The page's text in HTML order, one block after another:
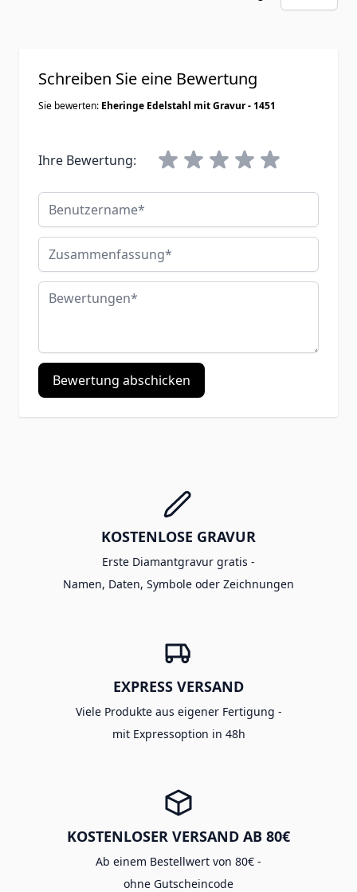
Schreiben Sie eine Bewertung
Sie bewerten: Eheringe Edelstahl mit Gravur - 1451
Ihre Bewertung:
Benutzername
Zusammenfassung
Bewertungen
Bewertung abschicken
KOSTENLOSE GRAVUR
Erste Diamantgravur gratis -
Namen, Daten, Symbole oder Zeichnungen
EXPRESS VERSAND
Viele Produkte aus eigener Fertigung -
mit Expressoption in 48h
KOSTENLOSER VERSAND AB 80€
Ab einem Bestellwert von 80€ -
ohne Gutscheincode